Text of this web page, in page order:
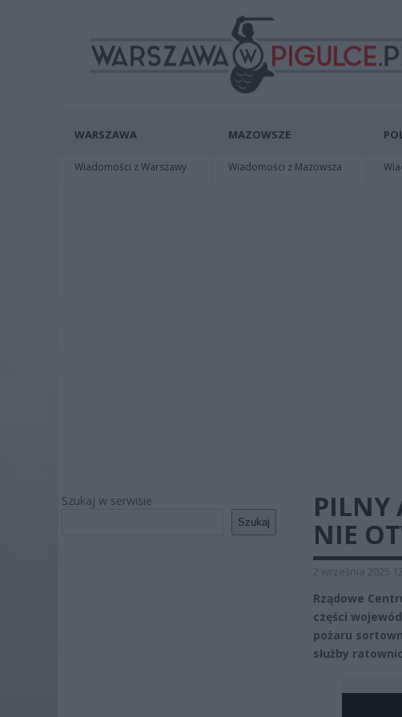
WARSZAWA
Wiadomości z Warszawy
MAZOWSZE
Wiadomości z Mazowsza
Szukaj w serwisie
Szukaj
PILNY
NIE
2 września 2025
Rządowe
części
pożaru
służby